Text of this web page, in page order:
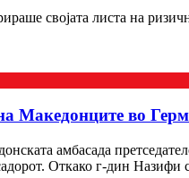
својата листа на
Македонците во
амбасада
Откако г-дин Назифи